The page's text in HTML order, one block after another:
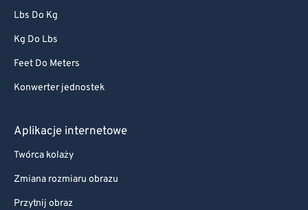
Lbs Do Kg
Kg Do Lbs
Feet Do Meters
Konwerter jednostek
Aplikacje internetowe
Twórca kolaży
Zmiana rozmiaru obrazu
Przytnij obraz